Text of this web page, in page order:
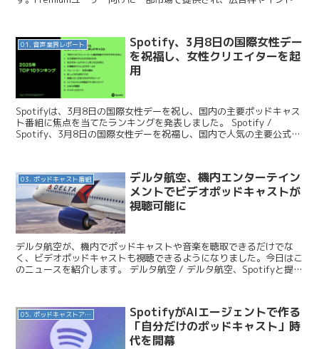
01. 音声業界レポート
Spotify、3月8日の国際女性デー
を祝福し、女性クリエイターを起
用
Spotifyは、3月8日の国際女性デーを祝し、国内の主要ポッドキャス
ト番組に焦点を当てたランキングを発表しました。 Spotify /
Spotify、3月8日の国際女性デーを祝福し、国内で人気の主要公式プ
03. ポッドキャスト番組
デルタ航空、機内エンターテイン
メントでビデオポッドキャストが
視聴可能に
デルタ航空が、機内でポッドキャストや音楽を聴取できるだけでな
く、ビデオポッドキャストも視聴できるようになりました。今日はこ
のニュースを紹介します。 デルタ航空 / デルタ航空、Spotifyと提携
05. ポッドキャストアプリ
SpotifyがAIエージェントで作る
「自分だけのポッドキャスト」時
代を開幕